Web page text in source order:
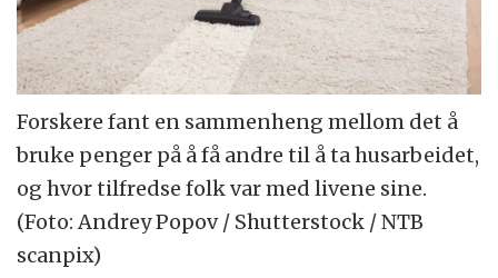
Forskere fant en sammenheng mellom det å
bruke penger på å få andre til å ta husarbeidet,
og hvor tilfredse folk var med livene sine.
(Foto: Andrey Popov / Shutterstock / NTB
scanpix)